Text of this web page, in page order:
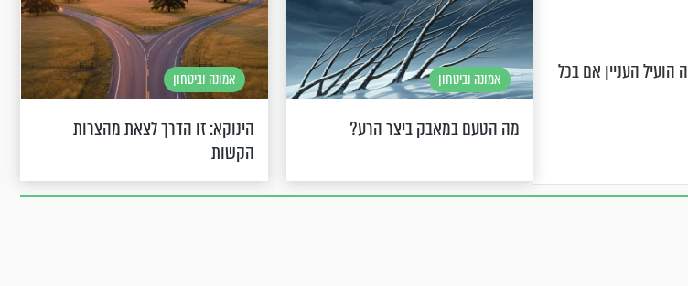
העניין אם בכל
אמונה וביטחון
מה הטעם במאבק ביצר הרע?
אמונה וביטחון
הינוקא: זו הדרך לצאת מהצרות
הקשות